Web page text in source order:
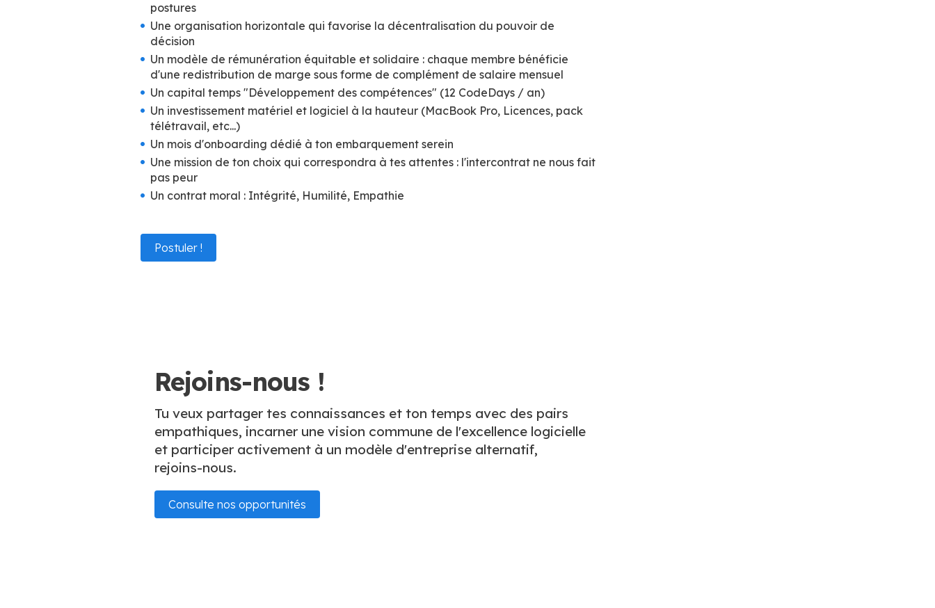
postures
Une organisation horizontale qui favorise la décentralisation du pouvoir de
décision
Un modèle de rémunération équitable et solidaire : chaque membre bénéficie
d'une redistribution de marge sous forme de complément de salaire mensuel
Un capital temps "Développement des compétences" (12 CodeDays / an)
Un investissement matériel et logiciel à la hauteur (MacBook Pro, Licences, pack
télétravail, etc...)
Un mois d'onboarding dédié à ton embarquement serein
Une mission de ton choix qui correspondra à tes attentes : l'intercontrat ne nous fait
pas peur
Un contrat moral : Intégrité, Humilité, Empathie
Postuler !
Rejoins-nous !
Tu veux partager tes connaissances et ton temps avec des pairs
empathiques, incarner une vision commune de l'excellence logicielle
et participer activement à un modèle d'entreprise alternatif,
rejoins-nous.
Consulte nos opportunités